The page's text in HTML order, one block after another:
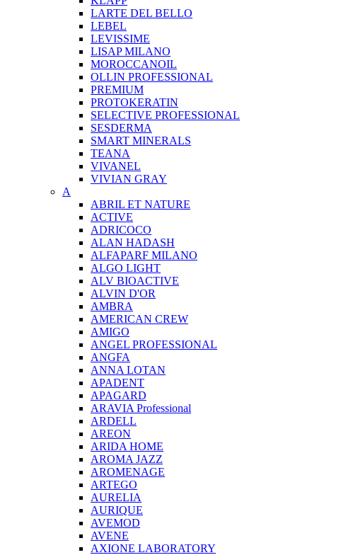
LARTE DEL BELLO
LEBEL
LEVISSIME
LISAP MILANO
MOROCCANOIL
OLLIN PROFESSIONAL
PREMIUM
PROTOKERATIN
SELECTIVE PROFESSIONAL
SESDERMA
SMART MINERALS
TEANA
VIVANEL
VIVIAN GRAY
A
ABRIL ET NATURE
ACTIVE
ADRICOCO
ALAN HADASH
ALFAPARF MILANO
ALGO LIGHT
ALV BIOACTIVE
ALVIN D'OR
AMBRA
AMERICAN CREW
AMIGO
ANGEL PROFESSIONAL
ANGFA
ANNA LOTAN
APADENT
APAGARD
ARAVIA Professional
ARDELL
AREON
ARIDA HOME
AROMA JAZZ
AROMENAGE
ARTEGO
AURELIA
AURIQUE
AVEMOD
AVENE
AXIONE LABORATORY